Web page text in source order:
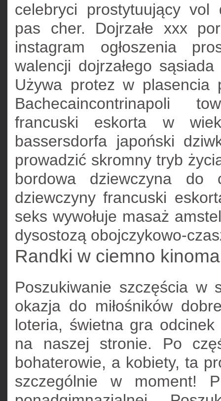
celebryci prostytuujący
pas cher. Dojrzałe xxx
instagram ogłoszenia
walencji dojrzałego
Używa protez w plasencia
Bachecaincontrinapoli
francuski eskorta w
bassersdorfa japoński
prowadzić skromny tryb
bordowa dziewczyna do
dziewczyny francuski
seks wywołuje masaż
dysostozą obojczykowo-
Randki w ciemno
Poszukiwanie szczęścia w
okazja do miłośników
loteria, świetna gra
na naszej stronie. Po
bohaterowie, a kobiety, ta
szczególnie w moment!